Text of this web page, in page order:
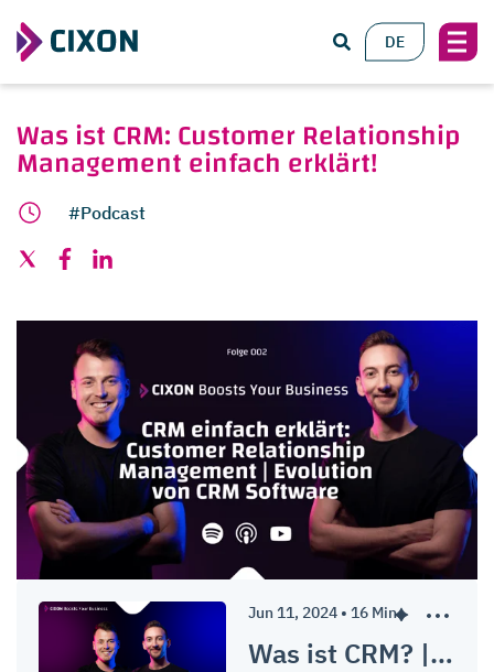
DE
Was ist CRM: Customer Relationship
Management einfach erklärt!
#Podcast
Jun 11, 2024 • 16 Min.
Was ist CRM? | CRM einfach erklärt | Customer Relationship Management | Die Evolution von CRM-Software | Ep. #002